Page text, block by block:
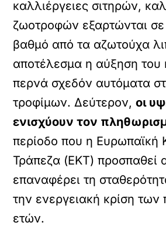
καλλιέργειες σιτηρών,
ζωοτροφών εξαρτώνται
βαθμό από τα αζωτούχα
αποτέλεσμα η αύξηση του
περνά σχεδόν αυτόματα
τροφίμων. Δεύτερον,οι
ενισχύουν τον
περίοδο που η Ευρωπαϊκή
Τράπεζα (ΕΚΤ) προσπαθεί
επαναφέρει τη
την ενεργειακή κρίση
ετών.